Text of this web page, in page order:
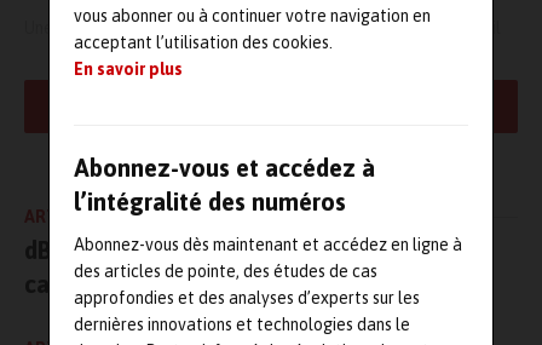
vous abonner ou à continuer votre navigation en
acceptant l’utilisation des cookies.
En savoir plus
Abonnez-vous et accédez à
l’intégralité des numéros
Abonnez-vous dès maintenant et accédez en ligne à
des articles de pointe, des études de cas
approfondies et des analyses d’experts sur les
dernières innovations et technologies dans le
Une réunion sur le sujet s’est ainsi tenue en préfecture le 25 avril
dernier, lors de laquelle le Chantier s’est engagé sur des actions
concrètes. Celles-ci portent la restriction des horaires des
bruyant se déroulant un samedi fera l’objet d’une information
préalable auprès des riverains) et une surveillance accrue ;
l’objectif étant de mieux évaluer et contrôler les niveaux sonores.
C’est pourquoi le chantier va déployer un réseau de
acoustiqueset effectuer des relevés réguliers.
Enfin, le Chantier entend effectuer ses activités avec un maximum
de transparence et sensibiliser les riverains à travers des visites
ARTICLE PRÉCÉDENT
dB Vib Instrumentation, distributeur des
caméras infrarouges HIKMICRO !